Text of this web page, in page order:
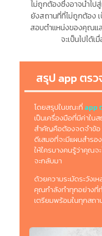
ไม่ถูกต้องซึ่งอาจนำไ
ยังสถานที่ที่ไม่ถูกต้อง
สอบตำแหน่งของคุณแล
จะเป็นไปได้
สรุป app ต
โดยสรุปในขณะที่ app
เป็นเครื่องมือที่มีค่าใน
สำคัญคือต้องจดจำข้อ
ดีเสมอที่จะมีแผนสำรอ
ให้ใครบางคนรู้ว่าคุณจ
จะกลับมา
ด้วยความระมัดระวังเ
คุณกำลังทำทุกอย่างที่
เตรียมพร้อมในทุกสถ